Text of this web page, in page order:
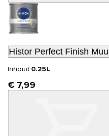
Histor Perfect Finish
Inhoud:0.25L
€ 7,99